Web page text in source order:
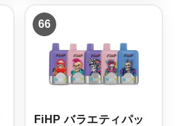
0
で
し
た
0
0
で
す
66
FiHP バラエティパッ